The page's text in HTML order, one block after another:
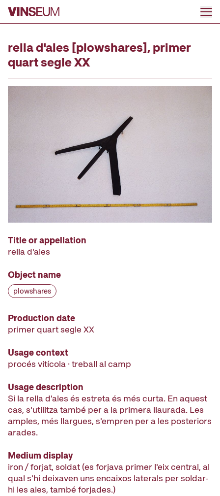
Go to content
rella d'ales [plowshares], primer
quart segle XX
Title or appellation
rella d'ales
Object name
plowshares
Production date
primer quart segle XX
Usage context
procés vitícola · treball al camp
Usage description
Si la rella d'ales és estreta és més curta. En aquest
cas, s'utilitza també per a la primera llaurada. Les
amples, més llargues, s'empren per a les posteriors
arades.
Medium display
iron / forjat, soldat (es forjava primer l'eix central, al
qual s'hi deixaven uns encaixos laterals per soldar-
hi les ales, també forjades.)